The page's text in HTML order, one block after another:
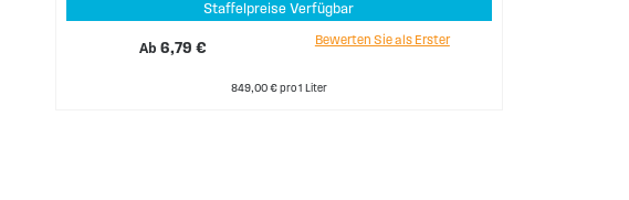
Staffelpreise Verfügbar
Ab 6,79 €
Bewerten Sie als Erster
849,00 € pro 1 Liter